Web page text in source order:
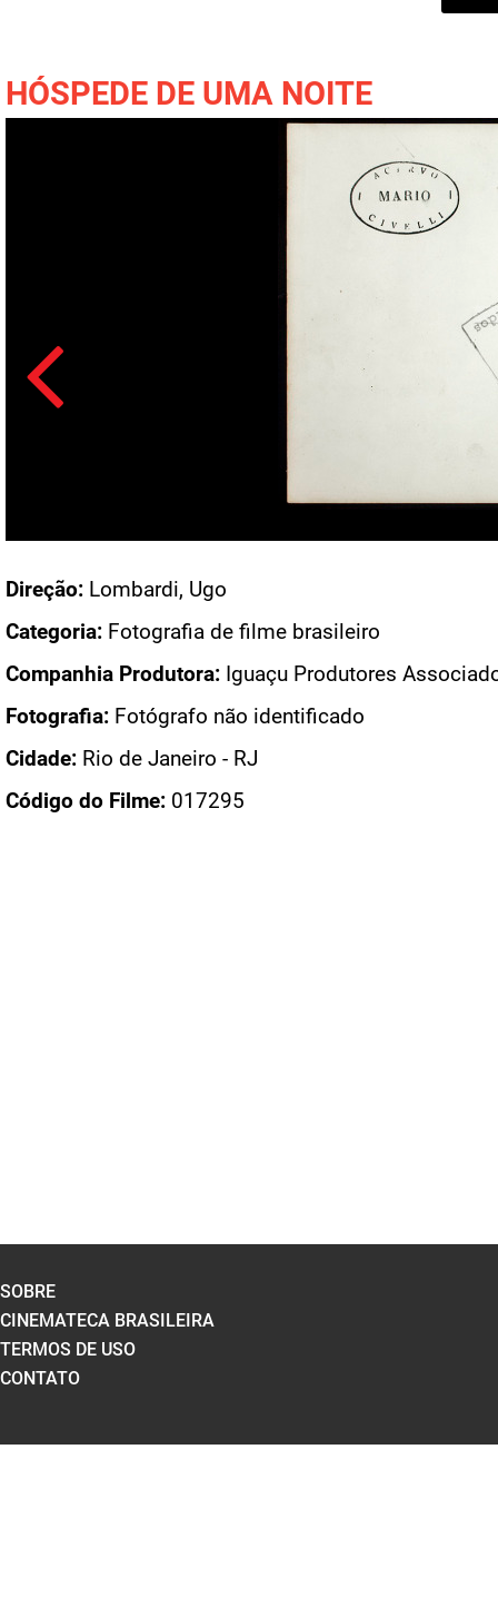
HÓSPEDE DE UMA NOITE
Direção: Lombardi, Ugo
Categoria: Fotografia de filme brasileiro
Companhia Produtora: Iguaçu Produtores
Fotografia: Fotógrafo não identificado
Cidade: Rio de Janeiro - RJ
Código do Filme: 017295
SOBRE
CINEMATECA BRASILEIRA
TERMOS DE USO
CONTATO